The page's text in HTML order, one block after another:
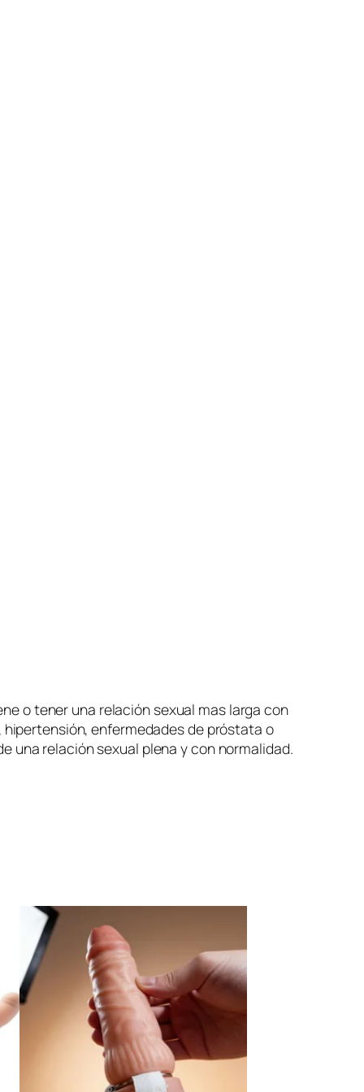
o tener una relación sexual mas larga con
enfermedades de próstata o
una relación sexual plena y con normalidad.